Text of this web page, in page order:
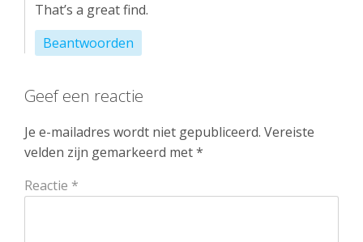
That’s a great find.
Beantwoorden
Geef een reactie
Je e-mailadres wordt niet gepubliceerd. Vereiste
velden zijn gemarkeerd met*
Reactie *